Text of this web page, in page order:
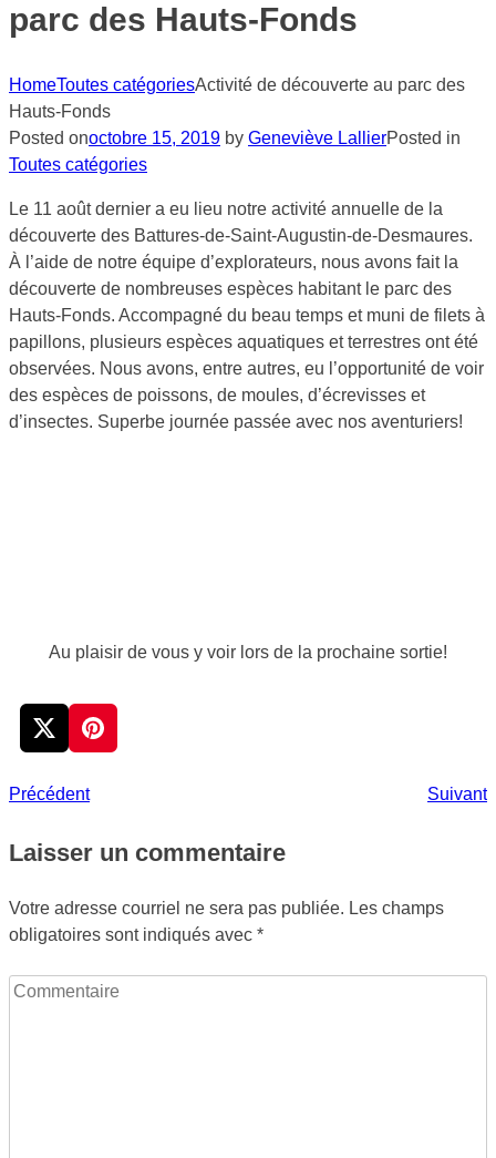
parc des Hauts-Fonds
HomeToutes catégoriesActivité de découverte au parc des
Hauts-Fonds
Posted onoctobre 15, 2019 by Geneviève LallierPosted in
Toutes catégories
Le 11 août dernier a eu lieu notre activité annuelle de la
découverte des Battures-de-Saint-Augustin-de-Desmaures.
À l’aide de notre équipe d’explorateurs, nous avons fait la
découverte de nombreuses espèces habitant le parc des
Hauts-Fonds. Accompagné du beau temps et muni de filets à
papillons, plusieurs espèces aquatiques et terrestres ont été
observées. Nous avons, entre autres, eu l’opportunité de voir
des espèces de poissons, de moules, d’écrevisses et
d’insectes. Superbe journée passée avec nos aventuriers!
Au plaisir de vous y voir lors de la prochaine sortie!
Navigation
de
l'article
PrécédentPrécédent Suivant
Laisser un commentaire
Votre adresse courriel ne sera pas publiée. Les champs
obligatoires sont indiqués avec *